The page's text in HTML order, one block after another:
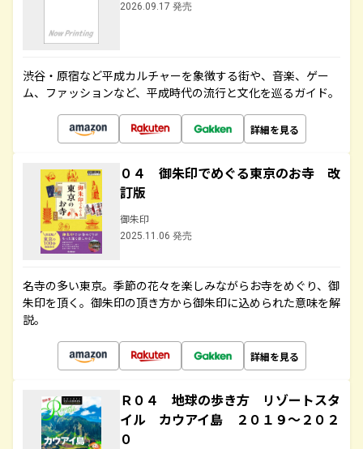
2026.09.17 発売
渋谷・原宿など平成カルチャーを象徴する街や、音楽、ゲー
ム、ファッションなど、平成時代の流行と文化を巡るガイド。
詳細を見る
０４ 御朱印でめぐる東京のお寺 改
訂版
御朱印
2025.11.06 発売
名寺の多い東京。季節の花々を楽しみながらお寺をめぐり、御
朱印を頂く。御朱印の頂き方から御朱印に込められた意味を解
説。
詳細を見る
Ｒ０４ 地球の歩き方 リゾートスタ
イル カウアイ島 ２０１９～２０２
０